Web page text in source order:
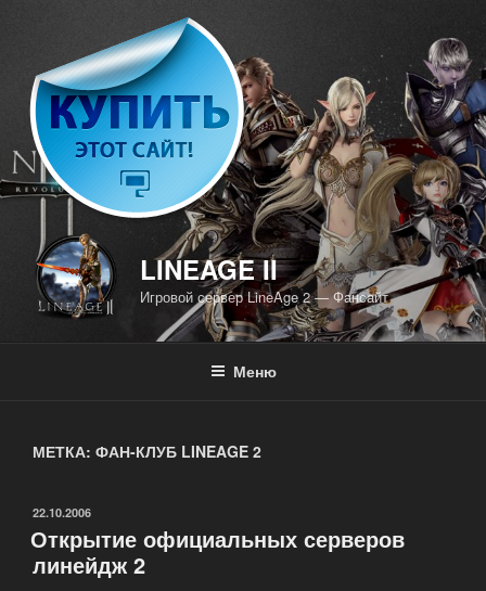
содержимому
LINEAGE II
Игровой сервер LineAge 2 — Фансайт
Меню
МЕТКА: ФАН-КЛУБ LINEAGE 2
ОПУБЛИКОВАНО
22.10.2006
Открытие официальных серверов
линейдж 2